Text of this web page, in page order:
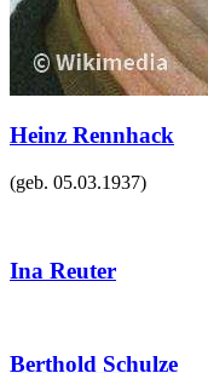
Heinz Rennhack
(geb. 05.03.1937)
Ina Reuter
Berthold Schulze